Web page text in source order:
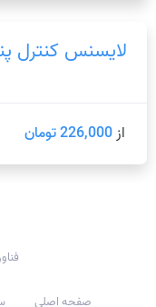
لایسنس کنترل
از226,000 تومان
©
صفحه اصلی